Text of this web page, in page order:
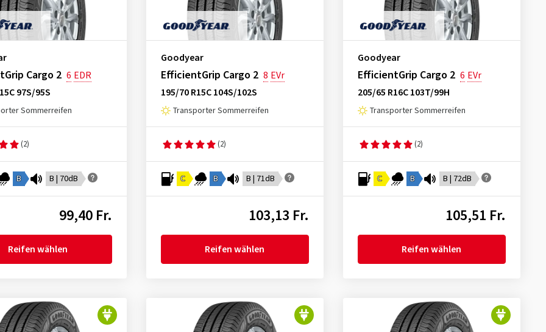
Cargo 2 6 EDR
97S/95S
Sommerreifen
(2)
B B | 70dB
99,40 Fr.
Reifen wählen
Goodyear
EfficientGrip Cargo 2 8 EVr
195/70 R15C 104S/102S
Transporter Sommerreifen
(2)
C B B | 71dB
103,13 Fr.
Reifen wählen
Goodyear
EfficientGrip Cargo 2 6 EVr
205/65 R16C 103T/99H
Transporter Sommerreifen
(2)
C B B | 72dB
105,51 Fr.
Reifen wählen